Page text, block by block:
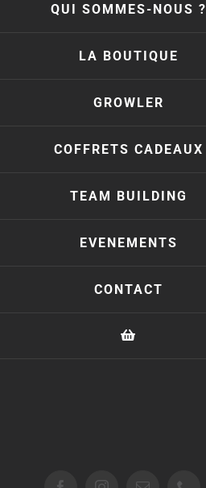
QUI SOMMES-NOUS ?
LA BOUTIQUE
GROWLER
COFFRETS CADEAUX
TEAM BUILDING
EVENEMENTS
CONTACT